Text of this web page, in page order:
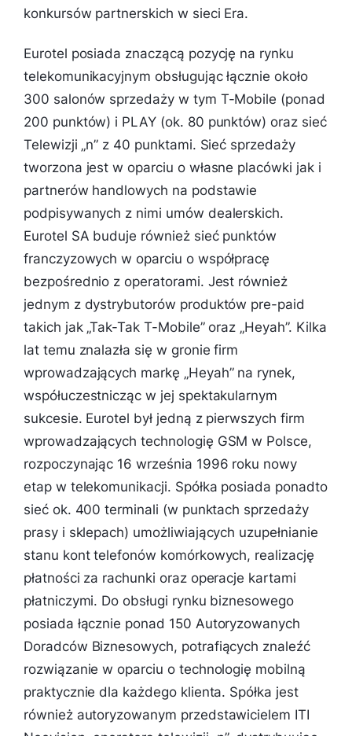
konkursów partnerskich w sieci Era.
Eurotel posiada znaczącą pozycję na rynku
telekomunikacyjnym obsługując łącznie około
300 salonów sprzedaży w tym T-Mobile (ponad
200 punktów) i PLAY (ok. 80 punktów) oraz sieć
Telewizji „n” z 40 punktami. Sieć sprzedaży
tworzona jest w oparciu o własne placówki jak i
partnerów handlowych na podstawie
podpisywanych z nimi umów dealerskich.
Eurotel SA buduje również sieć punktów
franczyzowych w oparciu o współpracę
bezpośrednio z operatorami. Jest również
jednym z dystrybutorów produktów pre-paid
takich jak „Tak-Tak T-Mobile” oraz „Heyah”. Kilka
lat temu znalazła się w gronie firm
wprowadzających markę „Heyah” na rynek,
współuczestnicząc w jej spektakularnym
sukcesie. Eurotel był jedną z pierwszych firm
wprowadzających technologię GSM w Polsce,
rozpoczynając 16 września 1996 roku nowy
etap w telekomunikacji. Spółka posiada ponadto
sieć ok. 400 terminali (w punktach sprzedaży
prasy i sklepach) umożliwiających uzupełnianie
stanu kont telefonów komórkowych, realizację
płatności za rachunki oraz operacje kartami
płatniczymi. Do obsługi rynku biznesowego
posiada łącznie ponad 150 Autoryzowanych
Doradców Biznesowych, potrafiących znaleźć
rozwiązanie w oparciu o technologię mobilną
praktycznie dla każdego klienta. Spółka jest
również autoryzowanym przedstawicielem ITI